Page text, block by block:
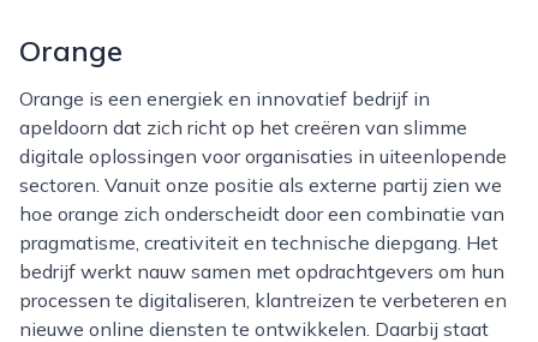
Orange
Orange is een energiek en innovatief bedrijf in
apeldoorn dat zich richt op het creëren van slimme
digitale oplossingen voor organisaties in uiteenlopende
sectoren. Vanuit onze positie als externe partij zien we
hoe orange zich onderscheidt door een combinatie van
pragmatisme, creativiteit en technische diepgang. Het
bedrijf werkt nauw samen met opdrachtgevers om hun
processen te digitaliseren, klantreizen te verbeteren en
nieuwe online diensten te ontwikkelen. Daarbij staat